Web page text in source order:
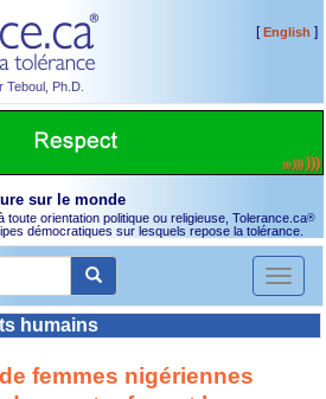
Teboul, Ph.D.
[English ]
sur le monde
toute orientation politique ou religieuse, Tolerance.ca®
démocratiques sur lesquels repose la tolérance.
Toggle
humains
femmes nigériennes